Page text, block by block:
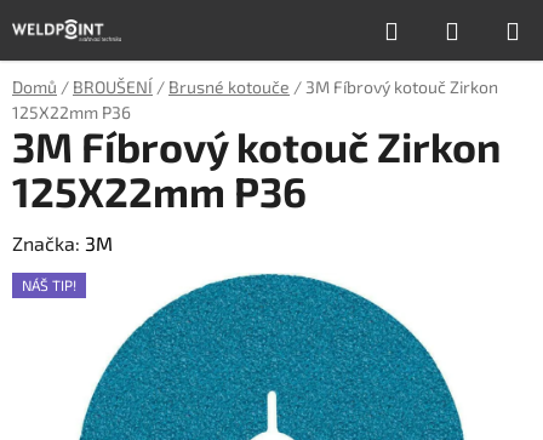
na
obsah
Hledat
KOŠÍK
Domů / BROUŠENÍ / Brusné kotouče / 3M Fíbrový kotouč Zirkon
125X22mm P36
3M Fíbrový kotouč Zirkon
125X22mm P36
Značka: 3M
NÁŠ TIP!